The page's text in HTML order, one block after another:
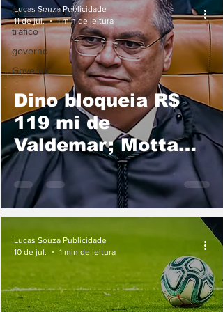
Entretenimento
tráfico
governo
Governo
Dino bloqueia R$
119 mi de
Valdemar; Motta
critica decisão
Lucas Souza Publicidade
11 de jul.
1 min de leitura
Lucas Souza Publicidade
10 de jul.
1 min de leitura